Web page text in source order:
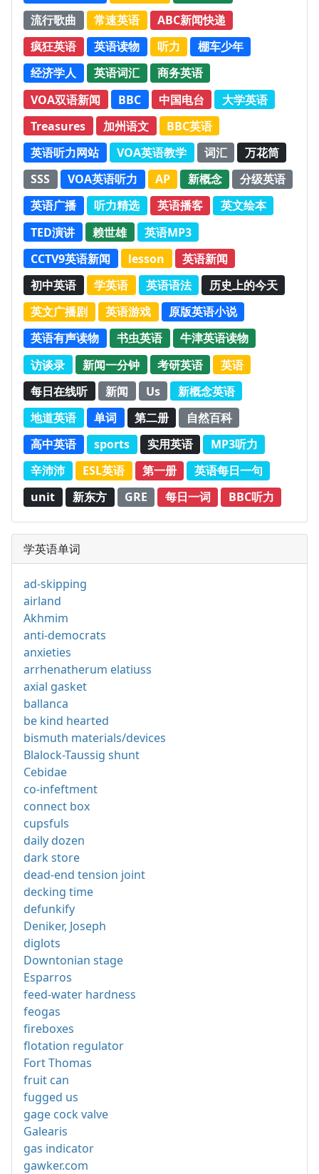
流行歌曲
常速英语
ABC新闻快递
疯狂英语
英语读物 听力
棚车少年
经济学人
英语词汇
商务英语
VOA双语新闻
BBC 中国电台
大学英语
Treasures
加州语文
BBC英语
英语听力网站
VOA英语教学 词汇
万花筒
SSS
VOA英语听力 AP 新概念
分级英语
英语广播
听力精选 英语播客
英文绘本
TED演讲
赖世雄
英语MP3
CCTV9英语新闻
lesson
英语新闻
初中英语
学英语 英语语法
历史上的今天
英文广播剧
英语游戏
原版英语小说
英语有声读物
书虫英语
牛津英语读物
访谈录
新闻一分钟 考研英语
英语
每日在线听
新闻 Us
新概念英语
地道英语
单词 第二册
自然百科
高中英语
sports 实用英语
MP3听力
辛沛沛
ESL英语 第一册
英语每日一句
unit
新东方 GRE 每日一词 BBC听力
学英语单词
ad-skipping
airland
Akhmim
anti-democrats
anxieties
arrhenatherum elatiuss
axial gasket
ballanca
be kind hearted
bismuth materials/devices
Blalock-Taussig shunt
Cebidae
co-infeftment
connect box
cupsfuls
daily dozen
dark store
dead-end tension joint
decking time
defunkify
Deniker, Joseph
diglots
Downtonian stage
Esparros
feed-water hardness
feogas
fireboxes
flotation regulator
Fort Thomas
fruit can
fugged us
gage cock valve
Galearis
gas indicator
gawker.com